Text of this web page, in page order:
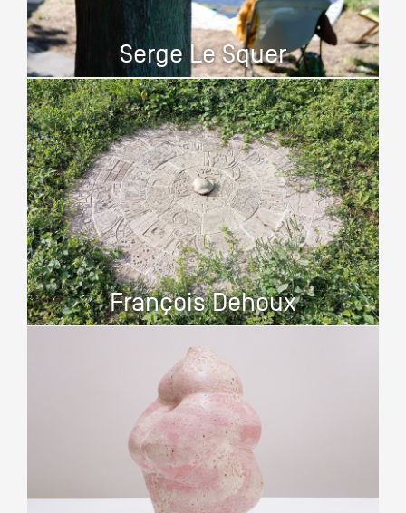
Serge Le Squer
François Dehoux